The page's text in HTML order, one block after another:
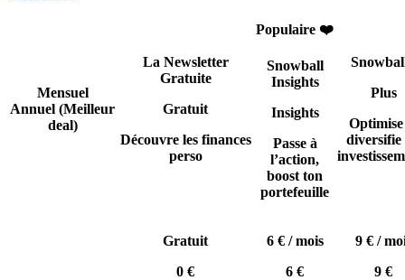
Mensuel
Annuel (Meilleur
deal)
La Newsletter
Gratuite
Gratuit
Découvre les finances
perso
Populaire ❤️
Snowball
Insights
Insights
Passe à
l’action,
boost ton
portefeuille
Plus
diversifie
Gratuit
0 €
6 € / mois
6 €
9 € /
9 €